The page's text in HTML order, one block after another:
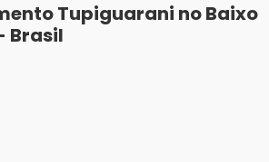
Tupiguarani no Baixo
Brasil